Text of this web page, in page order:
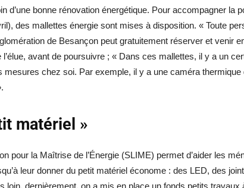
d’une bonne rénovation énergétique. Pour accompagner la
des mallettes énergie sont mises à disposition. « Toute
de Besançon peut gratuitement réserver et venir
avant de poursuivre ; « Dans ces mallettes, il y a un
mesures chez soi. Par exemple, il y a une caméra thermique
matériel »
pour la Maîtrise de l’Énergie (SLIME) permet d’aider les
leur donner du petit matériel économe : des LED, des
loin, dernièrement, on a mis en place un fonds petits travaux